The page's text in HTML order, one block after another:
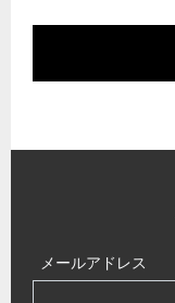
メールアドレス